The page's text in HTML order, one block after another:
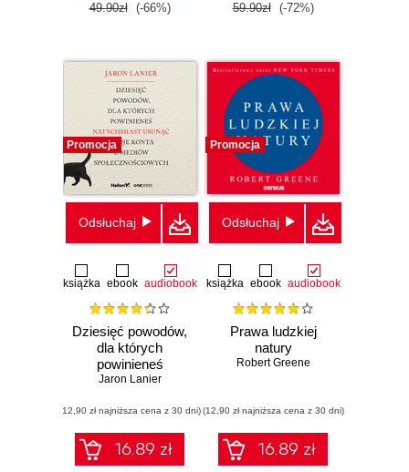
49.90zł (-66%) 59.90zł (-72%)
Promocja
Odsłuchaj
książka ebook audiobook
Dziesięć powodów,
dla których
powinieneś
natychmiast
konta z mediów
społecznościowych
Jaron Lanier
(12,90 zł najniższa cena z 30 dni)
16.89 zł
Promocja
Odsłuchaj
książka ebook audiobook
Prawa ludzkiej
natury
Robert Greene
(12,90 zł najniższa cena z 30 dni)
16.89 zł